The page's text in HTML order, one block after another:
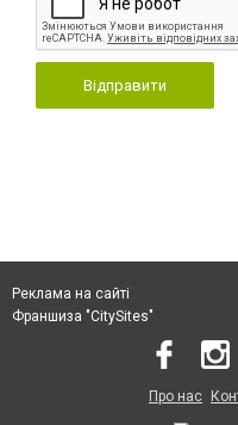
Відправити
Реклама на сайті
Франшиза "CitySites"
Про нас